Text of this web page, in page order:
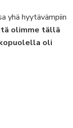
yhä hyytävämpiin
olimme tällä
oli